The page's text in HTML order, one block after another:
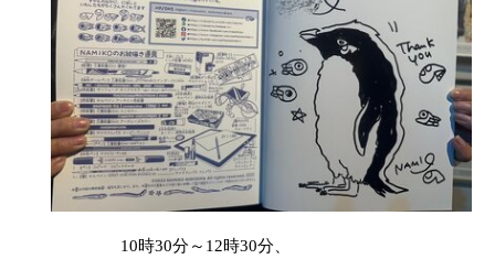
10時30分～ 12時30分、